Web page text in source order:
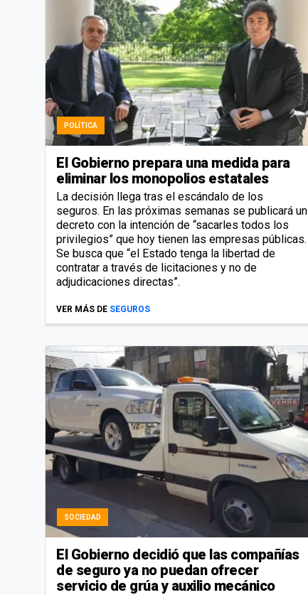
POLÍTICA
El Gobierno prepara una medida para
eliminar los monopolios estatales
La decisión llega tras el escándalo de los
seguros. En las próximas semanas se publicará un
decreto con la intención de “sacarles todos los
privilegios” que hoy tienen las empresas públicas.
Se busca que “el Estado tenga la libertad de
contratar a través de licitaciones y no de
adjudicaciones directas”.
VER MÁS DE SEGUROS
SOCIEDAD
El Gobierno decidió que las compañías
de seguro ya no puedan ofrecer
servicio de grúa y auxilio mecánico